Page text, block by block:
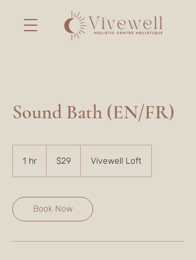
Sound Bath (EN/FR)
1 hr
dollars$29 Vivewell Loft
Book Now